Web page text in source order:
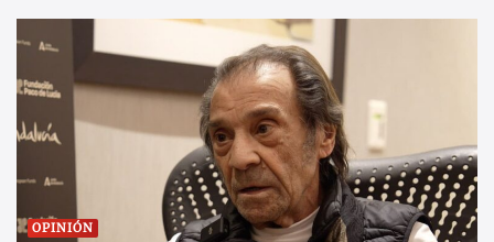
OPINIÓN